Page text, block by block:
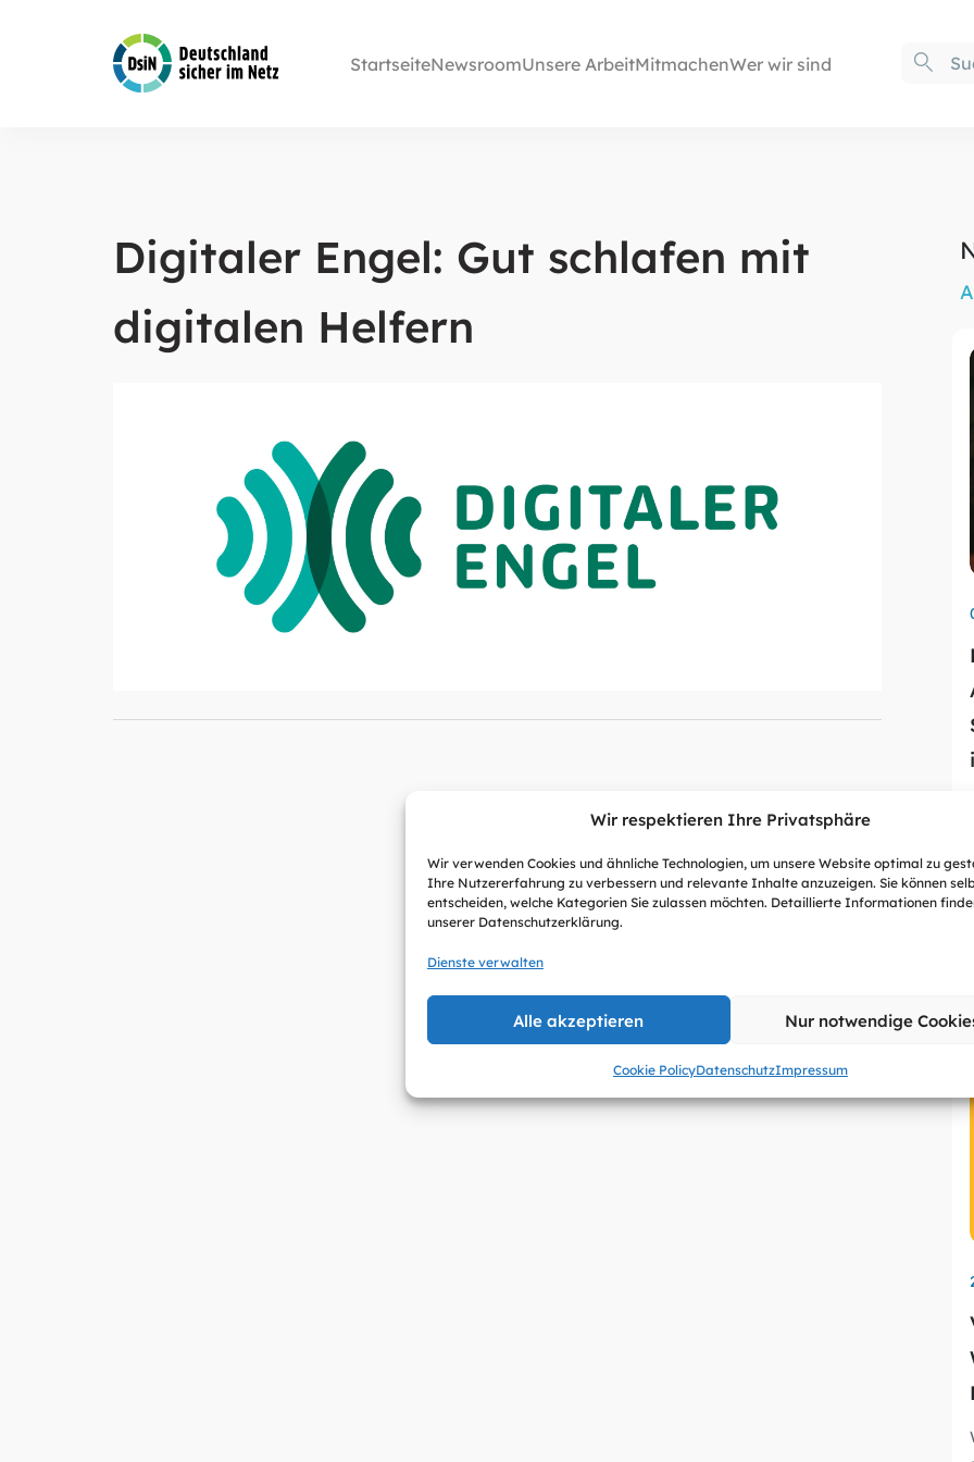
Wir respektieren Ihre Privatsphäre
Wir verwenden Cookies und ähnliche Technologien, um unsere Website optimal zu
Ihre Nutzererfahrung zu verbessern und relevante Inhalte anzuzeigen. Sie können
entscheiden, welche Kategorien Sie zulassen möchten. Detaillierte Informationen
unserer Datenschutzerklärung.
Dienste verwalten
Alle akzeptieren Nur notwendige
Cookie PolicyDatenschutzImpressum
StartseiteNewsroomUnsere ArbeitMitmachenWer wir sind
Digitaler Engel: Gut schlafen mit
digitalen Helfern